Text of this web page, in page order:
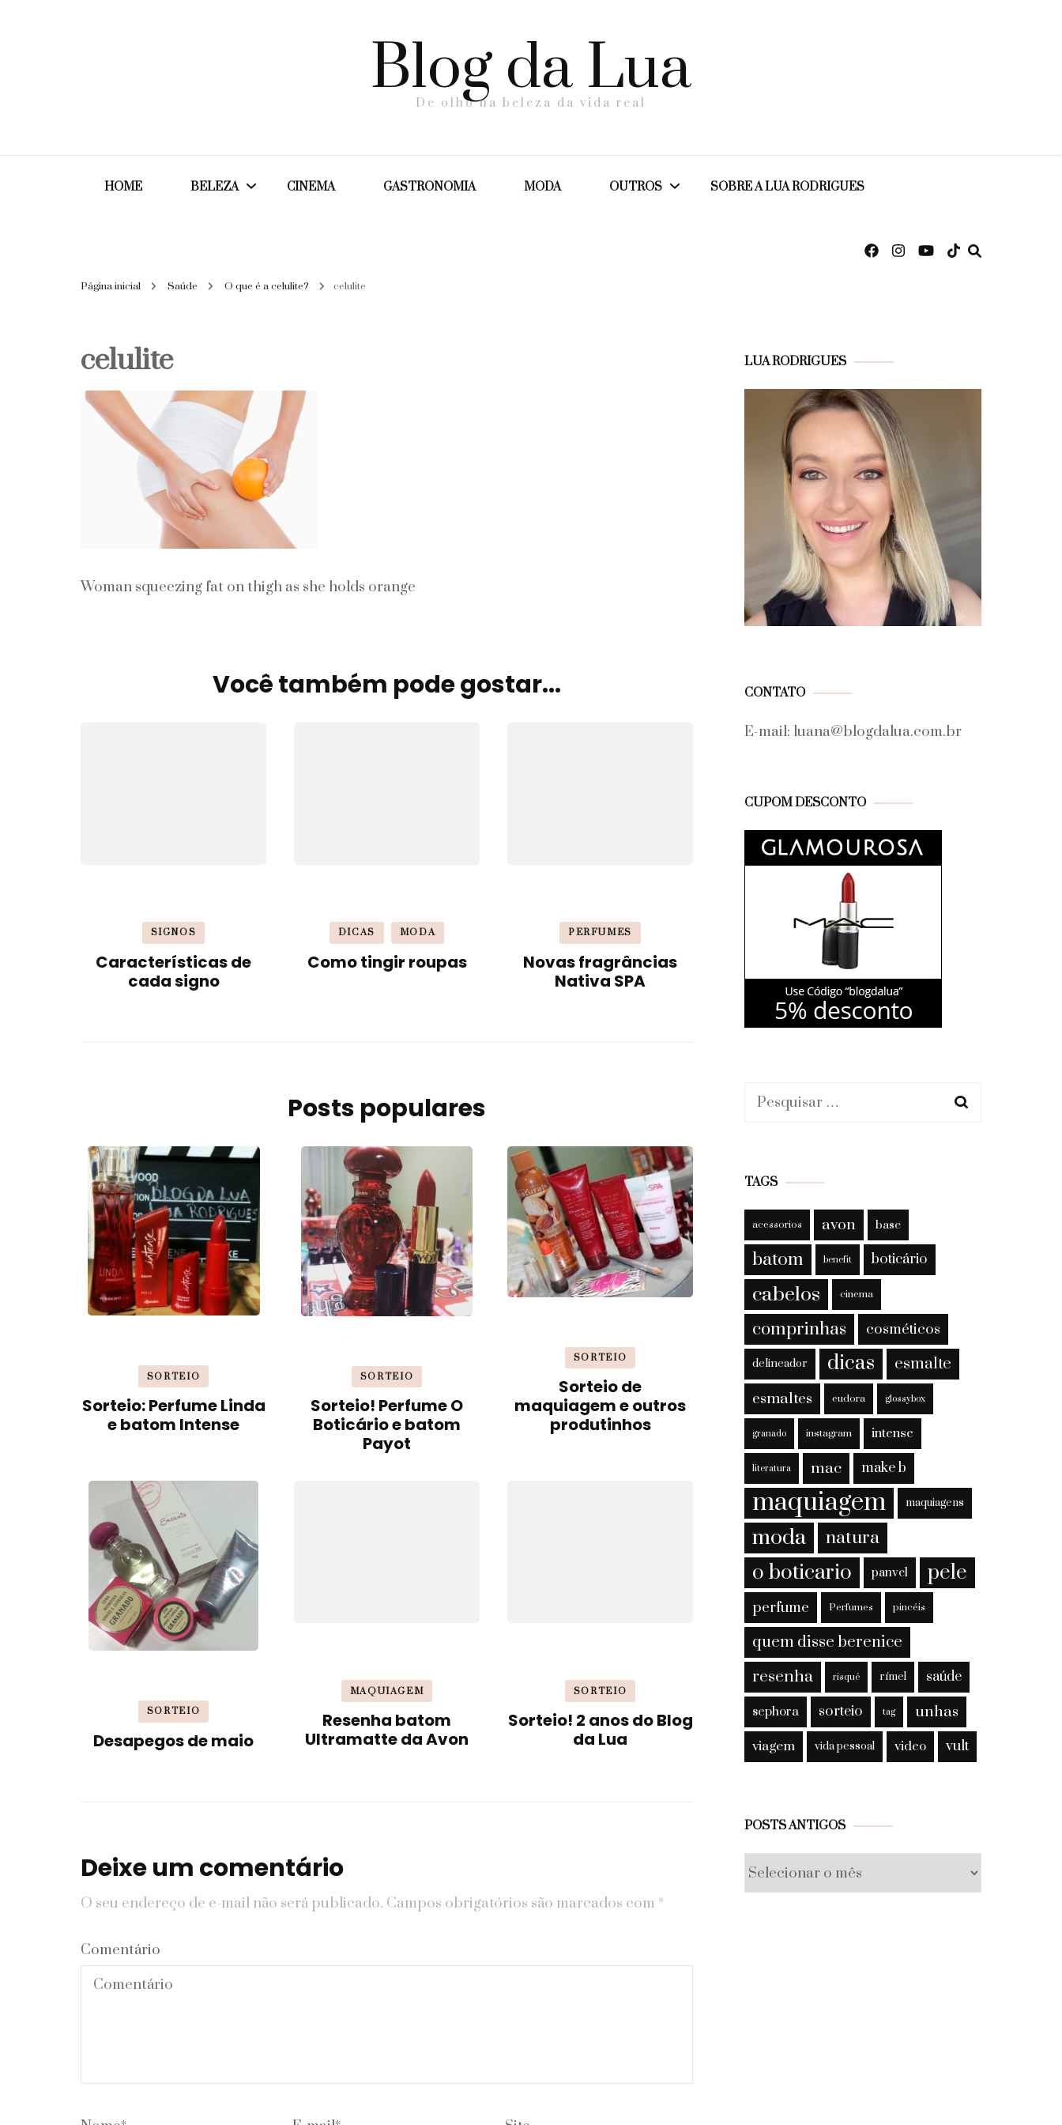
Blog da Lua
De olho na beleza da vida real
HOME BELEZA
Cosméticos
Perfumes
CINEMA GASTRONOMIA MODA OUTROS SOBRE A LUA RODRIGUES
Página inicial Saúde O que é a celulite? celulite
celulite
Woman squeezing fat on thigh as she holds orange
Você também pode gostar...
SIGNOS
Características de
cada signo
DICAS MODA
Como tingir roupas
PERFUMES
Novas fragrâncias
Nativa SPA
Posts populares
SORTEIO
Sorteio: Perfume Linda
e batom Intense
SORTEIO
Sorteio! Perfume O
Boticário e batom
Payot
SORTEIO
Sorteio de
maquiagem e outros
produtinhos
SORTEIO
Desapegos de maio
MAQUIAGEM
Resenha batom
Ultramatte da Avon
SORTEIO
Sorteio! 2 anos do Blog
da Lua
Deixe um comentário
O seu endereço de e-mail não será publicado. Campos obrigatórios são marcados com *
Comentário
LUA RODRIGUES
CONTATO
E-mail: luana@blogdalua.com.br
CUPOM DESCONTO
Pesquisar
TAGS
acessorios avon base
batom benefit boticário
cabelos cinema
comprinhas cosméticos
delineador dicas esmalte
esmaltes eudora glossybox
granado instagram intense
literatura mac make b
maquiagem maquiagens
moda natura
o boticario panvel pele
perfume Perfumes pincéis
quem disse berenice
resenha risqué rímel saúde
sephora sorteio tag unhas
viagem vida pessoal video vult
POSTS ANTIGOS
Posts